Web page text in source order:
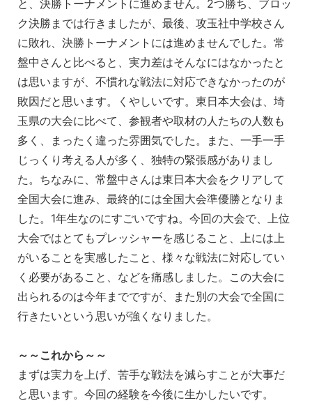
と、決勝トーナメントに進めません。2つ勝ち、ブロッ
ク決勝までは行きましたが、最後、攻玉社中学校さん
に敗れ、決勝トーナメントには進めませんでした。常
盤中さんと比べると、実力差はそんなにはなかったと
は思いますが、不慣れな戦法に対応できなかったのが
敗因だと思います。くやしいです。東日本大会は、埼
玉県の大会に比べて、参観者や取材の人たちの人数も
多く、まったく違った雰囲気でした。また、一手一手
じっくり考える人が多く、独特の緊張感がありまし
た。ちなみに、常盤中さんは東日本大会をクリアして
全国大会に進み、最終的には全国大会準優勝となりま
した。1年生なのにすごいですね。今回の大会で、上位
大会ではとてもプレッシャーを感じること、上には上
がいることを実感したこと、様々な戦法に対応してい
く必要があること、などを痛感しました。この大会に
出られるのは今年までですが、また別の大会で全国に
行きたいという思いが強くなりました。
～～これから～～
まずは実力を上げ、苦手な戦法を減らすことが大事だ
と思います。今回の経験を今後に生かしたいです。